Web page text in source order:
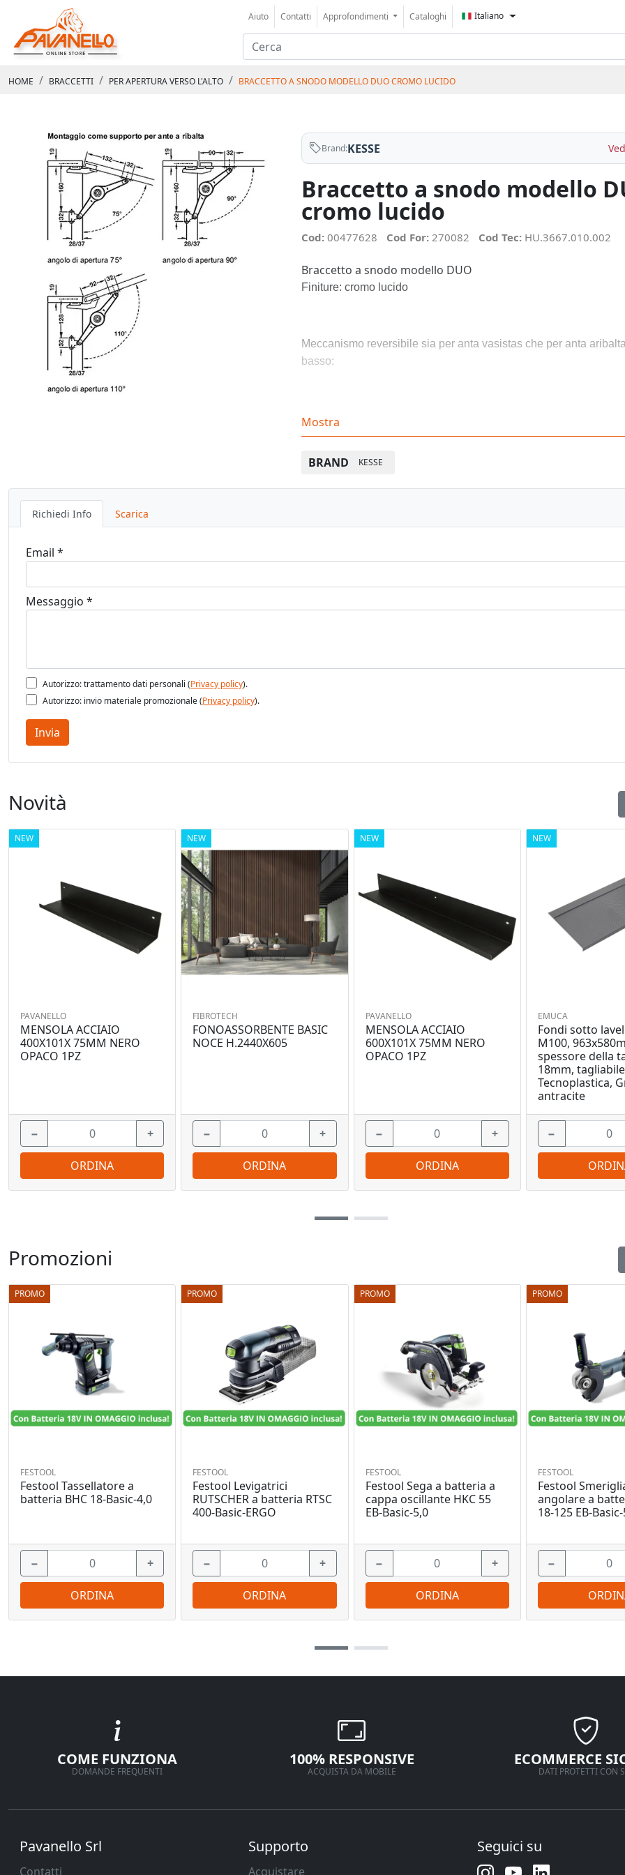
Aiuto Contatti Approfondimenti Cataloghi Italiano
HOME BRACCETTI PER APERTURA VERSO L'ALTO BRACCETTO A SNODO MODELLO DUO CROMO LUCIDO
Brand:KESSE
Braccetto a snodo modello
cromo lucido
Cod: 00477628 Cod For: 270082 Cod Tec: HU.3667.010.002
Braccetto a snodo modello DUO
Finiture: cromo lucido
Meccanismo reversibile sia per anta vasistas che per anta
basso:
-Funzione di arresto (come supporto verso l'alto): l'anta siblocca in
posizione oppure l'anta si blocca in posizione aperta, losblocco
Angolo di apertura: 75°, 90° oppure 110°
Mostra
BRAND KESSE
Richiedi Info Scarica
Email *
Messaggio *
Autorizzo: trattamento dati personali (Privacy policy).
Autorizzo: invio materiale promozionale (Privacy policy).
Invia
Promozioni
PROMO
FESTOOL
Festool Tassellatore a
batteria BHC 18-Basic-4,0
− +
ORDINA
PROMO
FESTOOL
Festool Levigatrici
RUTSCHER a batteria RTSC
400-Basic-ERGO
− +
ORDINA
PROMO
FESTOOL
Festool Sega a batteria a
cappa oscillante HKC 55
EB-Basic-5,0
− +
ORDINA
PROMO
FESTOOL
Festool
angolare a
18-125 EB-
−
Novità
NEW
PAVANELLO
MENSOLA ACCIAIO
400X101X 75MM NERO
OPACO 1PZ
− +
ORDINA
NEW
FIBROTECH
FONOASSORBENTE BASIC
NOCE H.2440X605
− +
ORDINA
NEW
PAVANELLO
MENSOLA ACCIAIO
600X101X 75MM NERO
OPACO 1PZ
− +
ORDINA
NEW
EMUCA
Fondi sotto
M100,
spessore della
18mm,
Tecnoplastica,
antracite
−
COME FUNZIONA
DOMANDE FREQUENTI
100% RESPONSIVE
ACQUISTA DA MOBILE
ECOMMERCE
DATI PROTETTI CON
Pavanello Srl
Contatti
Supporto
Acquistare
Seguici su